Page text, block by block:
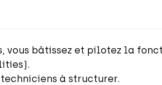
bâtissez et pilotez la
techniciens à structurer.